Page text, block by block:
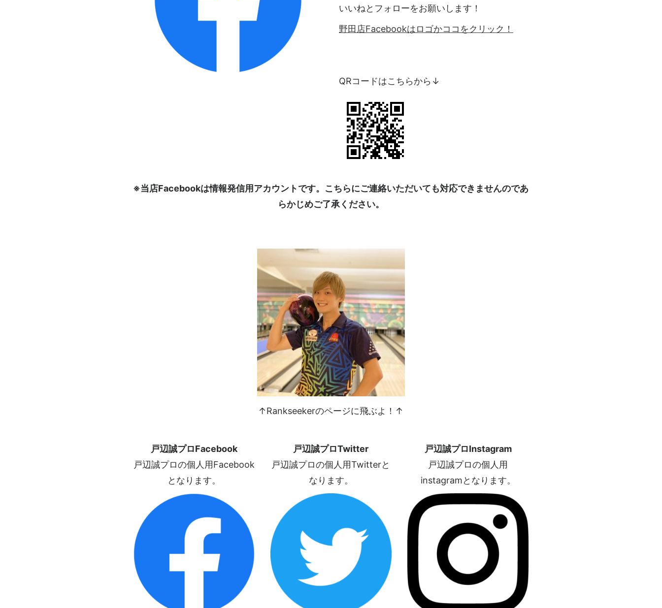
いいねとフォローをお願いします！
野田店Facebookはロゴかココをクリック！
QRコードはこちらから↓
※当店Facebookは情報発信用アカウントです。こちらにご連絡いただいても対応できませんのであ
らかじめご了承ください。
↑Rankseekerのページに飛ぶよ！↑
戸辺誠プロFacebook
戸辺誠プロの個人用Facebook
となります。
戸辺誠プロTwitter
戸辺誠プロの個人用Twitterと
なります。
戸辺誠プロInstagram
戸辺誠プロの個人用
instagramとなります。